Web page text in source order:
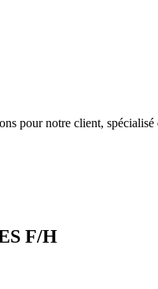
pour notre client,
F/H